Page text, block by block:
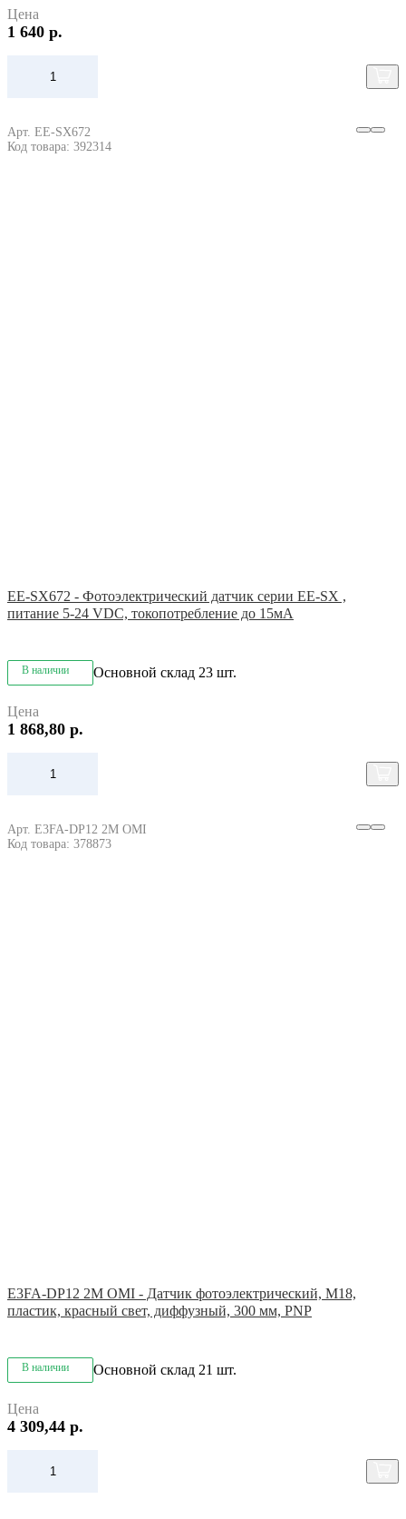
Цена
1 640 р.
Арт. EE-SX672
Код товара: 392314
EE-SX672 - Фотоэлектрический датчик серии EE-SX ,
питание 5-24 VDC, токопотребление до 15мА
В наличии Основной склад 23 шт.
Цена
1 868,80 р.
Арт. E3FA-DP12 2M OMI
Код товара: 378873
E3FA-DP12 2M OMI - Датчик фотоэлектрический, M18,
пластик, красный свет, диффузный, 300 мм, PNP
В наличии Основной склад 21 шт.
Цена
4 309,44 р.